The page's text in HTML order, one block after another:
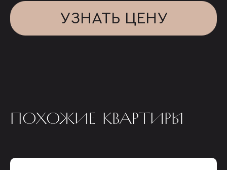
УЗНАТЬ ЦЕНУ
ПОХОЖИЕ КВАРТИРЫ